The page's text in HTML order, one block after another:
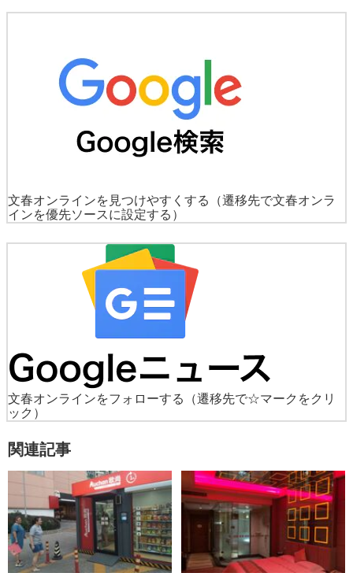
文春オンラインを見つけやすくする
（遷移先で文春オンラ
インを優先ソースに設定する）
文春オンラインをフォローする
（遷移先で☆マークをクリ
ック）
関連記事